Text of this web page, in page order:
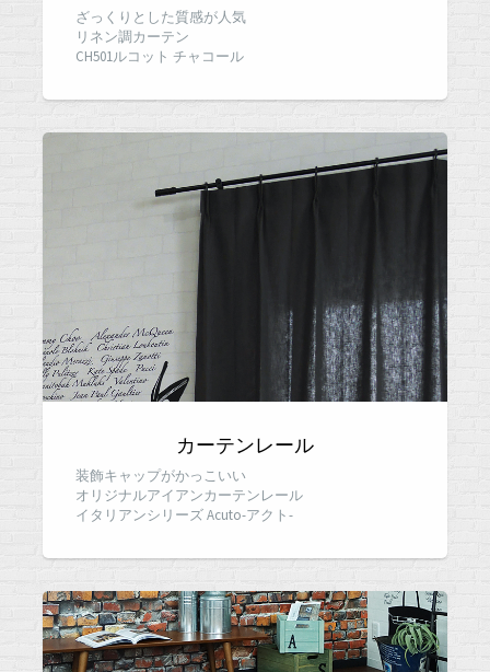
ざっくりとした質感が人気
リネン調カーテン
CH501ルコット チャコール
カーテンレール
装飾キャップがかっこいい
オリジナルアイアンカーテンレール
イタリアンシリーズ Acuto-アクト-